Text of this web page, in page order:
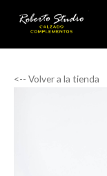
<-- Volver a la tienda